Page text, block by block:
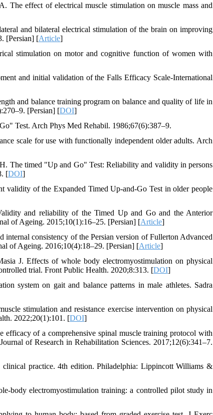
effect of electrical muscle stimulation on muscle mass and
and bilateral electrical stimulation of the brain on improving
[Persian] [Article]
stimulation on motor and cognitive function of women with
and initial validation of the Falls Efficacy Scale-International
and balance training program on balance and quality of life in
[Persian] [DOI]
Test. Arch Phys Med Rehabil. 1986;67(6):387–9.
scale for use with functionally independent older adults. Arch
The timed "Up and Go" Test: Reliability and validity in persons
[DOI]
validity of the Expanded Timed Up‐and‐Go Test in older people
and reliability of the Timed Up and Go and the Anterior
of Ageing. 2015;10(1):16–25. [Persian] [Article]
consistency of the Persian version of Fullerton Advanced
of Ageing. 2016;10(4):18–29. [Persian] [Article]
J. Effects of whole body electromyostimulation on physical
trial. Front Public Health. 2020;8:313. [DOI]
system on gait and balance patterns in male athletes. Sadra
stimulation and resistance exercise intervention on physical
2022;20(1):101. [DOI]
of a comprehensive spinal muscle training protocol with
of Research in Rehabilitation Sciences. 2017;12(6):341–7.
practice. 4th edition. Philadelphia: Lippincott Williams &
body electromyostimulation training: a controlled pilot study in